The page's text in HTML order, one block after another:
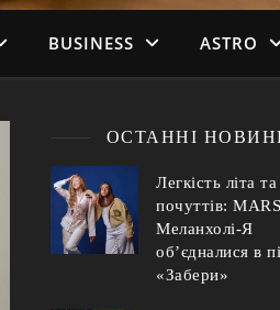
BUSINESS ASTRO
ОСТАННІ
Легкість літа
почуттів:
Меланхолі-Я
об’єдналися в
«Забери»